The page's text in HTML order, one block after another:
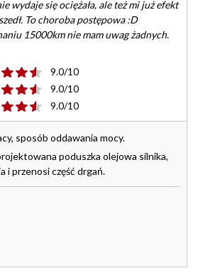
wydaje się ociężała, ale też mi już efekt
To choroba postępowa :D
15000km nie mam uwag żadnych.
9.0/10
9.0/10
9.0/10
sposób oddawania mocy.
poduszka olejowa silnika,
i przenosi część drgań.